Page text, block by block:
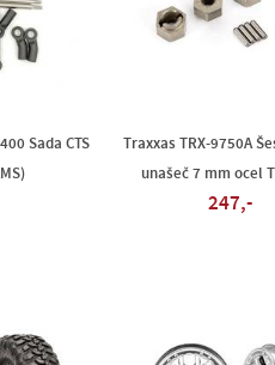
Sada CTS
Traxxas TRX-9750A
unašeč 7 mm ocel
247,-